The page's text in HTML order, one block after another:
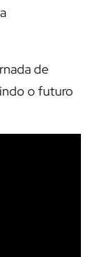
de
o futuro